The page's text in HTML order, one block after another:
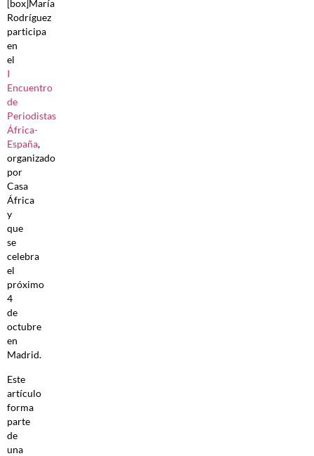
[box]María
Rodríguez
participa
en
el
I
Encuentro
de
Periodistas
África-
España,
organizado
por
Casa
África
y
que
se
celebra
el
próximo
4
de
octubre
en
Madrid.
Este
artículo
forma
parte
de
una